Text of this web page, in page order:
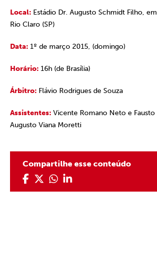
Local: Estádio Dr. Augusto Schmidt Filho, em
Rio Claro (SP)
Data: 1º de março 2015, (domingo)
Horário: 16h (de Brasília)
Árbitro: Flávio Rodrigues de Souza
Assistentes: Vicente Romano Neto e Fausto
Augusto Viana Moretti
Compartilhe esse conteúdo